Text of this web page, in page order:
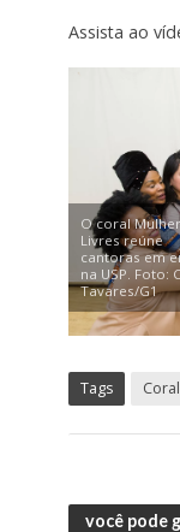
Assista ao
O coral
Livres reúne
cantoras em
na USP. Foto:
Tavares/G1
Tags Coral
você pode